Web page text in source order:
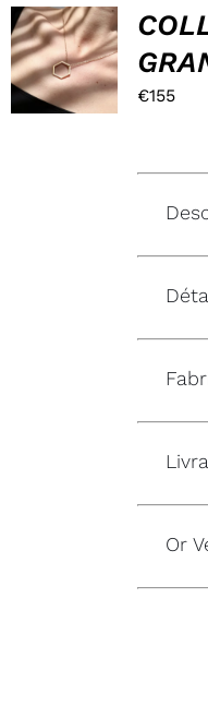
HOP,
DANS
MON
PANIER !
/
DÉTAILS
€155
Or